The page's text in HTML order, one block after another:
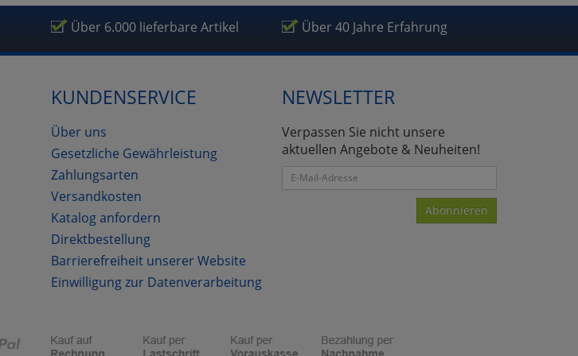
Über 6.000 lieferbare Artikel Über 40 Jahre Erfahrung
KUNDENSERVICE
Über uns
Gesetzliche Gewährleistung
Zahlungsarten
Versandkosten
Katalog anfordern
Direktbestellung
Barrierefreiheit unserer Website
Einwilligung zur Datenverarbeitung
NEWSLETTER
Verpassen Sie nicht unsere
aktuellen Angebote & Neuheiten!
Abonnieren
zurückzu Haupptseite Zustimmung Datenverarbeitung (Seitenende)